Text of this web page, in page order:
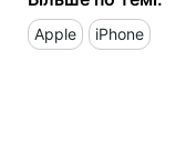
Apple iPhone